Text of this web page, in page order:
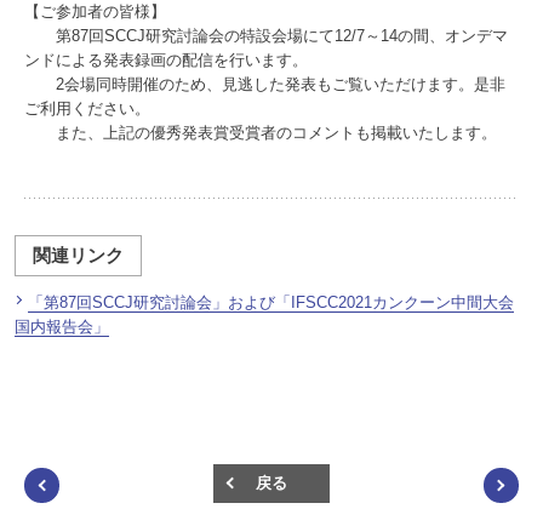
【ご参加者の皆様】
第87回SCCJ研究討論会の特設会場にて12/7～14の間、オンデマ
ンドによる発表録画の配信を行います。
2会場同時開催のため、見逃した発表もご覧いただけます。是非
ご利用ください。
また、上記の優秀発表賞受賞者のコメントも掲載いたします。
関連リンク
「第87回SCCJ研究討論会」および「IFSCC2021カンクーン中間大会
国内報告会」
戻る